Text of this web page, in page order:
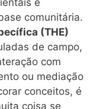
e
comunitária.
(THE)
de campo,
com
ou mediação
conceitos, é
coisa se